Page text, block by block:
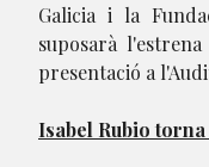
Galicia i la
suposarà
presentació a
Isabel Rubio